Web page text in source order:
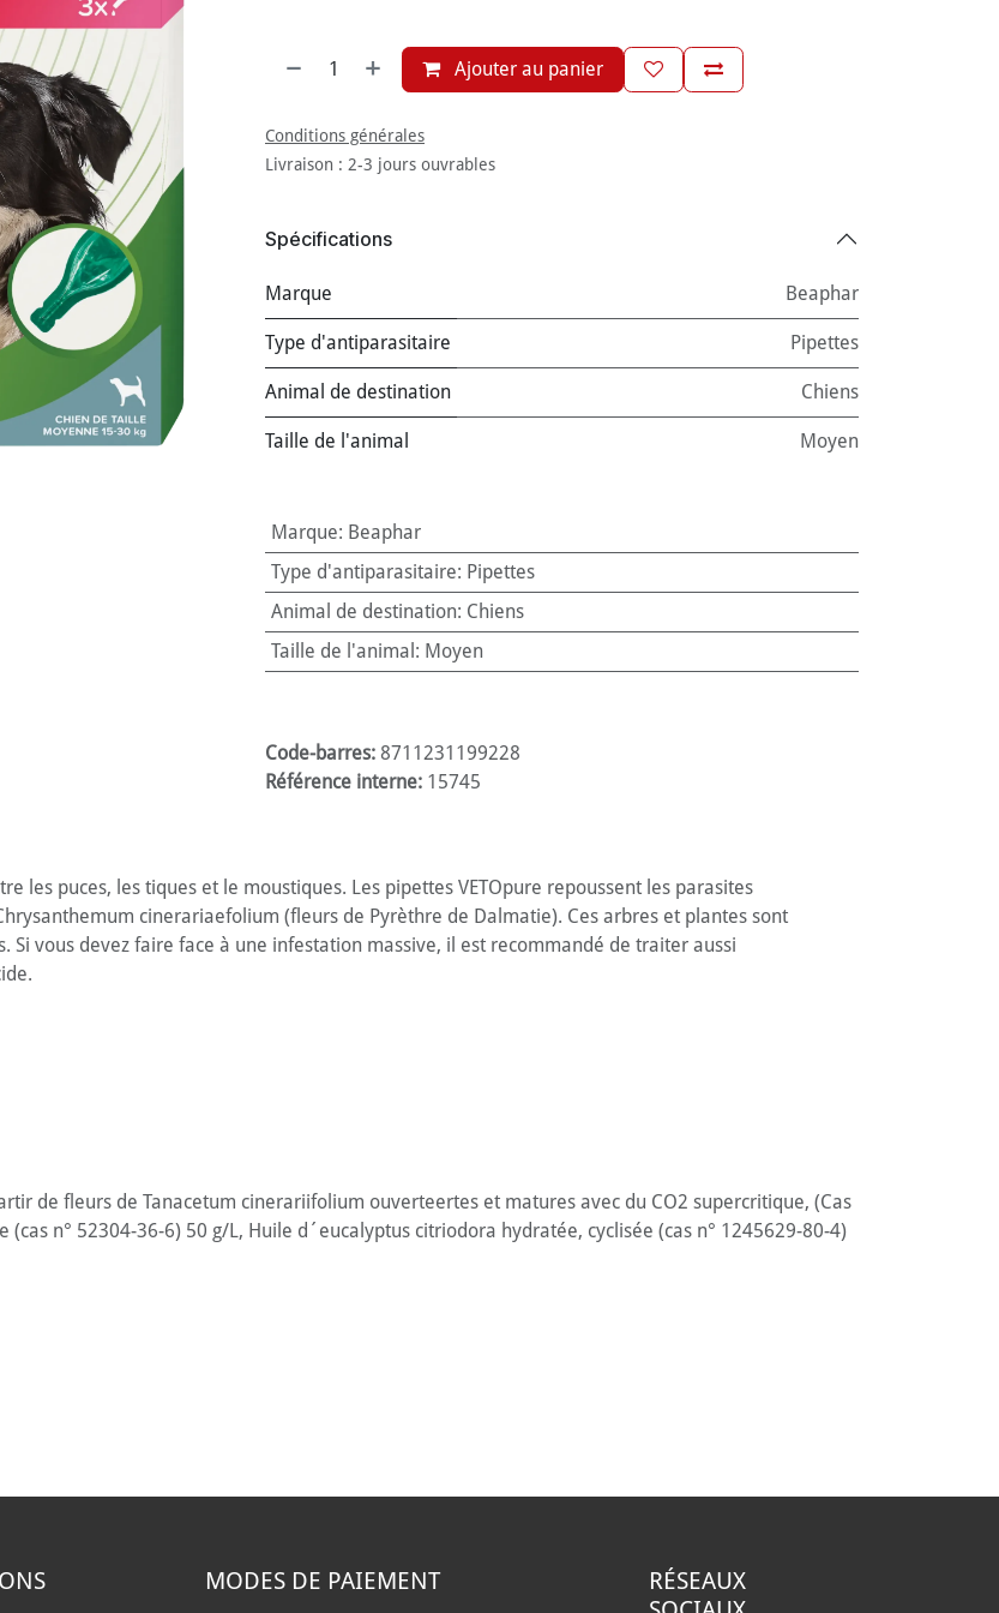
Ajouter au panier
Conditions générales
Livraison : 2-3 jours ouvrables
Spécifications
Marque Beaphar
Type d'antiparasitaire Pipettes
Animal de destination Chiens
Taille de l'animal Moyen
Marque: Beaphar
Type d'antiparasitaire: Pipettes
Animal de destination: Chiens
Taille de l'animal : Moyen
Code-barres: 8711231199228
Référence interne: 15745
les puces, les tiques et le moustiques. Les pipettes VETOpure repoussent les parasites
cinerariaefolium (fleurs de Pyrèthre de Dalmatie). Ces arbres et plantes sont
Si vous devez faire face à une infestation massive, il est recommandé de traiter aussi
de fleurs de Tanacetum cinerariifolium ouverteertes et matures avec du CO2 supercritique, (Cas
n° 52304-36-6) 50 g/L, Huile d´eucalyptus citriodora hydratée, cyclisée (cas n° 1245629-80-4)
RÉSEAUX
MODES DE PAIEMENT